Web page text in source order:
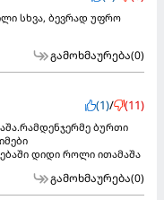
სხვა, ბევრად უფრო
გამოხმაურება(0)
(1)/ (11)
ბურთი
დიდი როლი ითამაშა
გამოხმაურება(0)